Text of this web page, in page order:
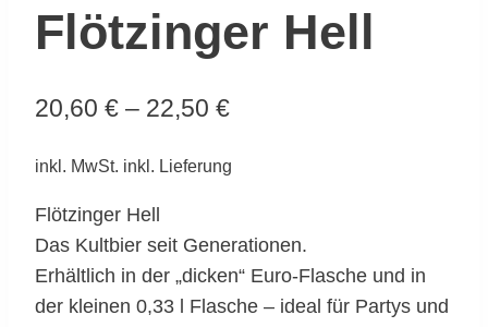
Flötzinger Hell
20,60 € – 22,50 €
inkl. MwSt. inkl. Lieferung
Flötzinger Hell
Das Kultbier seit Generationen.
Erhältlich in der „dicken“ Euro-Flasche und in
der kleinen 0,33 l Flasche – ideal für Partys und